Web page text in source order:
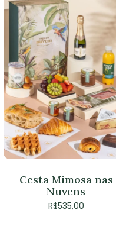
Cesta Mimosa nas
Nuvens
R$535,00